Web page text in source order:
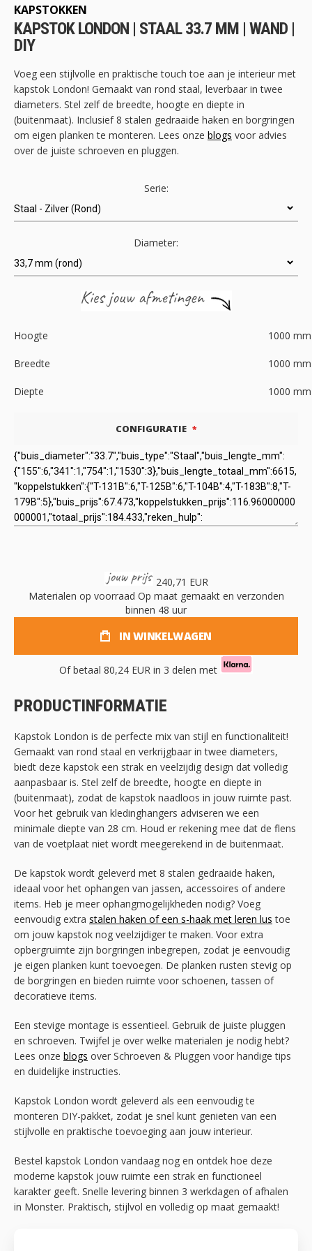
begin
van
de
afbeeldingen-
KAPSTOKKEN
KAPSTOK LONDON | STAAL 33.7 MM | WAND |
DIY
Voeg een stijlvolle en praktische touch toe aan je interieur met
kapstok London! Gemaakt van rond staal, leverbaar in twee
diameters. Stel zelf de breedte, hoogte en diepte in
(buitenmaat). Inclusief 8 stalen gedraaide haken en borgringen
om eigen planken te monteren. Lees onze blogs voor advies
over de juiste schroeven en pluggen.
Serie:
Diameter:
Hoogte 1000 mm
Breedte 1000 mm
Diepte 1000 mm
CONFIGURATIE
240,71 EUR
Materialen op voorraad Op maat gemaakt en verzonden
binnen 48 uur
IN WINKELWAGEN
Of betaal 80,24 EUR in 3 delen met
PRODUCTINFORMATIE
Kapstok London is de perfecte mix van stijl en functionaliteit!
Gemaakt van rond staal en verkrijgbaar in twee diameters,
biedt deze kapstok een strak en veelzijdig design dat volledig
aanpasbaar is. Stel zelf de breedte, hoogte en diepte in
(buitenmaat), zodat de kapstok naadloos in jouw ruimte past.
Voor het gebruik van kledinghangers adviseren we een
minimale diepte van 28 cm. Houd er rekening mee dat de flens
van de voetplaat niet wordt meegerekend in de buitenmaat.
De kapstok wordt geleverd met 8 stalen gedraaide haken,
ideaal voor het ophangen van jassen, accessoires of andere
items. Heb je meer ophangmogelijkheden nodig? Voeg
eenvoudig extra stalen haken of een s-haak met leren lus toe
om jouw kapstok nog veelzijdiger te maken. Voor extra
opbergruimte zijn borgringen inbegrepen, zodat je eenvoudig
je eigen planken kunt toevoegen. De planken rusten stevig op
de borgringen en bieden ruimte voor schoenen, tassen of
decoratieve items.
Een stevige montage is essentieel. Gebruik de juiste pluggen
en schroeven. Twijfel je over welke materialen je nodig hebt?
Lees onze blogs over Schroeven & Pluggen voor handige tips
en duidelijke instructies.
Kapstok London wordt geleverd als een eenvoudig te
monteren DIY-pakket, zodat je snel kunt genieten van een
stijlvolle en praktische toevoeging aan jouw interieur.
Bestel kapstok London vandaag nog en ontdek hoe deze
moderne kapstok jouw ruimte een strak en functioneel
karakter geeft. Snelle levering binnen 3 werkdagen of afhalen
in Monster. Praktisch, stijlvol en volledig op maat gemaakt!